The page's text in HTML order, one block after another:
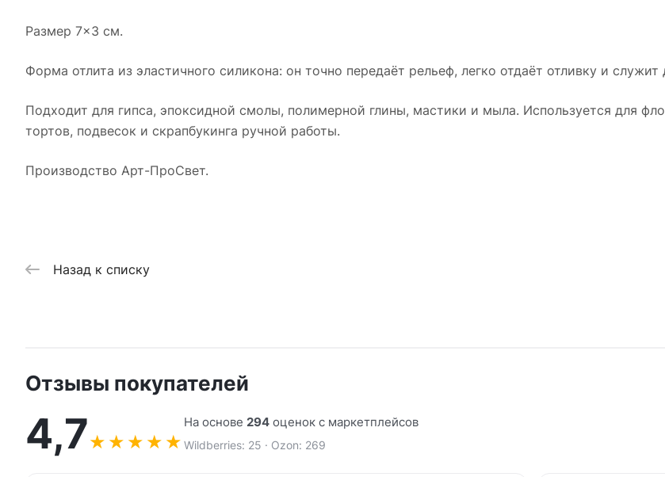
Размер 7×3 см.
Форма отлита из эластичного силикона: он точно передаёт рельеф, легко отдаёт отливку и служит
Подходит для гипса, эпоксидной смолы, полимерной глины, мастики и мыла. Используется для
тортов, подвесок и скрапбукинга ручной работы.
Производство Арт-ПроСвет.
Назад к списку
Отзывы покупателей
4,7★ ★ ★ ★ ★
На основе 294 оценок с маркетплейсов
Wildberries: 25 · Ozon: 269